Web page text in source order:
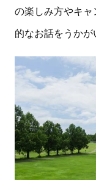
の楽しみ方やキ
的なお話をうかが